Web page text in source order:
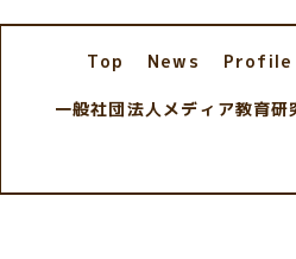
Top News Profile
一般社団法人メディア教育研